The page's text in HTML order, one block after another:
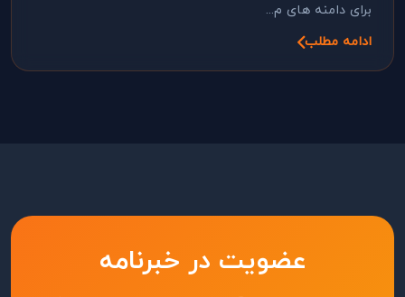
برای دامنه های م...
ادامه مطلب
عضویت در خبرنامه